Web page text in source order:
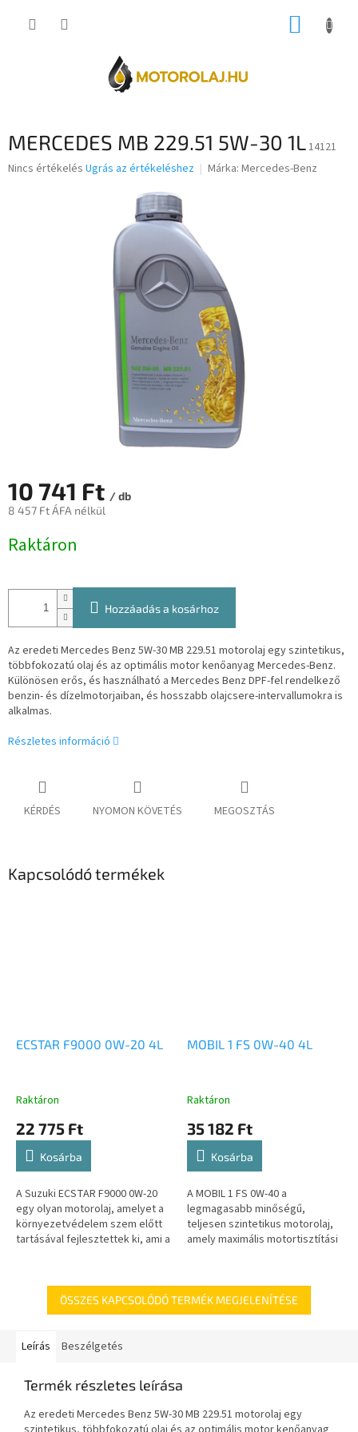
KOSÁR
MERCEDES MB 229.51 5W-30 1L14121
A
Nincs értékelés Ugrás az értékeléshez Márka: Mercedes-Benz
10 741 Ft / db
8 457 Ft ÁFA nélkül
Raktáron
Hozzáadás a kosárhoz
Az eredeti Mercedes Benz 5W-30 MB 229.51 motorolaj egy szintetikus,
többfokozatú olaj és az optimális motor kenőanyag Mercedes-Benz.
Különösen erős, és használható a Mercedes Benz DPF-fel rendelkező
benzin- és dízelmotorjaiban, és hosszabb olajcsere-intervallumokra is
alkalmas.
Részletes információ
KÉRDÉS NYOMON KÖVETÉS MEGOSZTÁS
Kapcsolódó termékek
ECSTAR F9000 0W-20 4L
Raktáron
22 775 Ft
Kosárba
A Suzuki ECSTAR F9000 0W-20
egy olyan motorolaj, amelyet a
környezetvédelem szem előtt
tartásával fejlesztettek ki, ami a
MOBIL 1 FS 0W-40 4L
Raktáron
35 182 Ft
Kosárba
A MOBIL 1 FS 0W-40 a
legmagasabb minőségű,
teljesen szintetikus motorolaj,
amely maximális motortisztítási
motorteljesítményt...
ÖSSZES KAPCSOLÓDÓ TERMÉK MEGJELENÍTÉSE
Leírás Beszélgetés
Termék részletes leírása
Az eredeti Mercedes Benz 5W-30 MB 229.51 motorolaj egy